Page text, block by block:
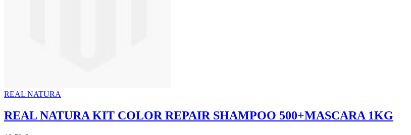
REAL NATURA
REAL NATURA KIT COLOR REPAIR SHAMPOO 500+MASCARA 1KG